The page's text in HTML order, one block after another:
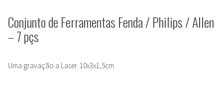
Conjunto de Ferramentas Fenda / Philips / Allen
– 7 pçs
Uma gravação a Laser. 10x3x1,5cm